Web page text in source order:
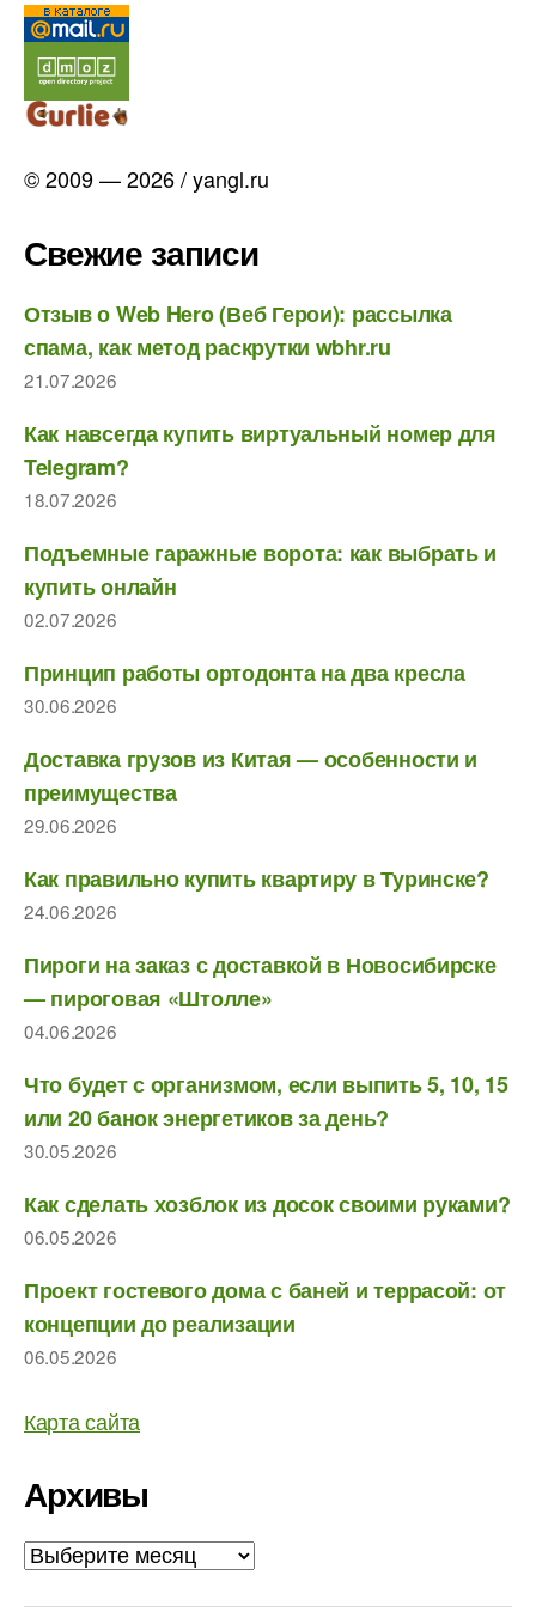
© 2009 — 2026 / yangl.ru
Свежие записи
Отзыв о Web Hero (Веб Герои): рассылка
спама, как метод раскрутки wbhr.ru
21.07.2026
Как навсегда купить виртуальный номер для
Telegram?
18.07.2026
Подъемные гаражные ворота: как выбрать и
купить онлайн
02.07.2026
Принцип работы ортодонта на два кресла
30.06.2026
Доставка грузов из Китая — особенности и
преимущества
29.06.2026
Как правильно купить квартиру в Туринске?
24.06.2026
Пироги на заказ с доставкой в Новосибирске
— пироговая «Штолле»
04.06.2026
Что будет с организмом, если выпить 5, 10, 15
или 20 банок энергетиков за день?
30.05.2026
Как сделать хозблок из досок своими руками?
06.05.2026
Проект гостевого дома с баней и террасой: от
концепции до реализации
06.05.2026
Карта сайта
Архивы
Архивы